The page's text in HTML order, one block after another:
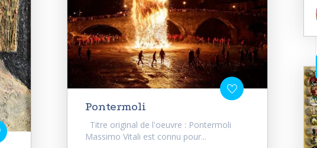
Pontermoli
Titre original de l'oeuvre : Pontermoli
Massimo Vitali est connu pour...